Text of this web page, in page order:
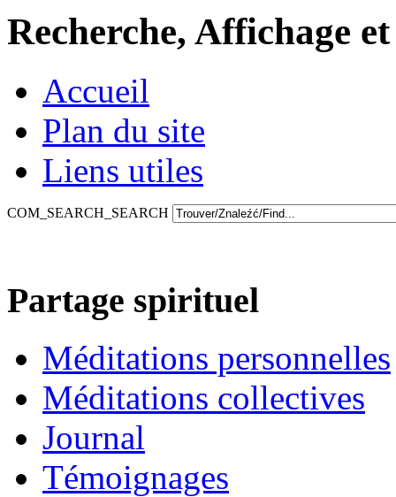
Recherche, Affichage
Accueil
Plan du site
Liens utiles
COM_SEARCH_SEARCH
Partage spirituel
Méditations personnelles
Méditations collectives
Journal
Témoignages